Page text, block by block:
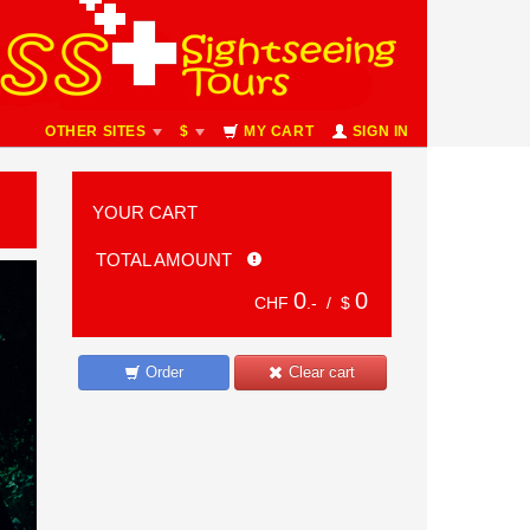
OTHER SITES $ MY CART SIGN IN
YOUR CART
TOTAL AMOUNT
CHF 0 .- / $ 0
Clear cart
Order